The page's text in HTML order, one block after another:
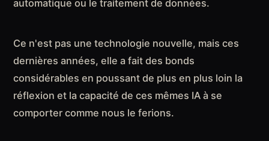
automatique ou le traitement de données.
Ce n'est pas une technologie nouvelle, mais ces
dernières années, elle a fait des bonds
considérables en poussant de plus en plus loin la
réflexion et la capacité de ces mêmes IA à se
comporter comme nous le ferions.